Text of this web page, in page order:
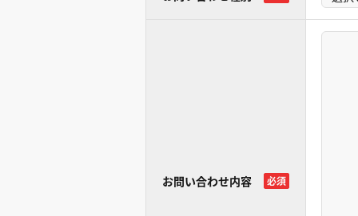
お問い合わせ内容 必須